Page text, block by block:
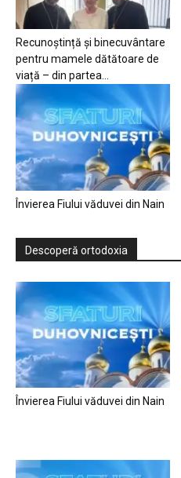
Recunoștință și binecuvântare
pentru mamele dătătoare de
viață – din partea...
Învierea Fiului văduvei din Nain
Descoperă ortodoxia
Învierea Fiului văduvei din Nain